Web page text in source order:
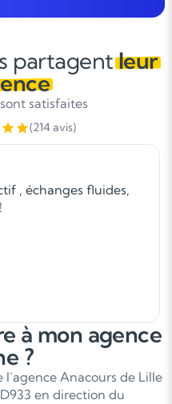
partagentleur
satisfaites
(214 avis)
, échanges fluides,
à mon agence
?
Anacours de Lille
en direction du